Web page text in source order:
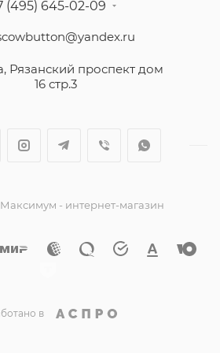
(495) 645-02-09
Рязанский проспект дом
16 стр.3
- интернет-магазин
в